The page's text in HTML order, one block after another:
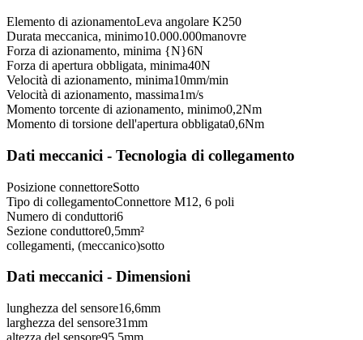
Elemento di azionamentoLeva angolare K250
Durata meccanica, minimo10.000.000manovre
Forza di azionamento, minima {N}6N
Forza di apertura obbligata, minima40N
Velocità di azionamento, minima10mm/min
Velocità di azionamento, massima1m/s
Momento torcente di azionamento, minimo0,2Nm
Momento di torsione dell'apertura obbligata0,6Nm
Dati meccanici - Tecnologia di collegamento
Posizione connettoreSotto
Tipo di collegamentoConnettore M12, 6 poli
Numero di conduttori6
Sezione conduttore0,5mm²
collegamenti, (meccanico)sotto
Dati meccanici - Dimensioni
lunghezza del sensore16,6mm
larghezza del sensore31mm